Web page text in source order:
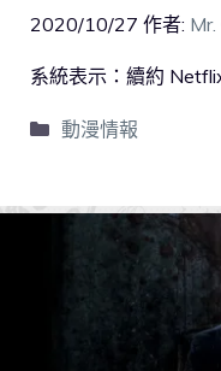
2020/10/27 作者:
系統表示：續約
動漫情報